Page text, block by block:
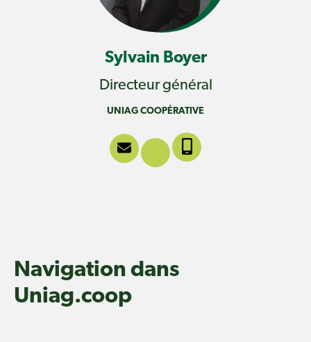
Sylvain Boyer
Directeur général
UNIAG COOPÉRATIVE
Navigation dans
Uniag.coop